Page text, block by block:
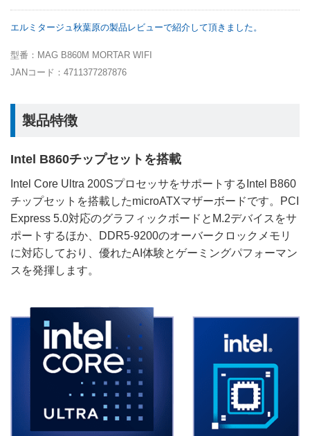
エルミタージュ秋葉原の製品レビューで紹介して頂きました。
型番：MAG B860M MORTAR WIFI
JANコード：4711377287876
製品特徴
Intel B860チップセットを搭載
Intel Core Ultra 200SプロセッサをサポートするIntel B860
チップセットを搭載したmicroATXマザーボードです。PCI
Express 5.0対応のグラフィックボードとM.2デバイスをサ
ポートするほか、DDR5-9200のオーバークロックメモリ
に対応しており、優れたAI体験とゲーミングパフォーマン
スを発揮します。